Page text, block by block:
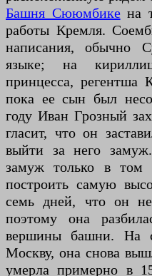
Башня Сююмбикена
работы Кремля.
написания, обычно
языке; на
принцесса, регентша
пока ее сын был
году Иван Грозный
гласит, что он
выйти за него
замуж только в том
построить самую
семь дней, что он
поэтому она
вершины башни. На
Москву, она снова
умерла примерно в